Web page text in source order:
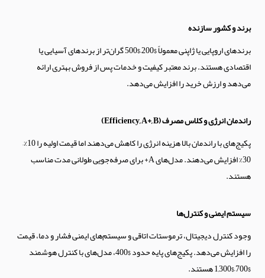
برند و کشور سازنده
برندهای اروپایی یا ژاپنی معمولاً $200–$500 گران‌تر از برندهای آسیایی یا
اقتصادی هستند. برند معتبر کیفیت و خدمات پس از فروش بهتری ارائه
می‌دهد و ارزش خرید را افزایش می‌دهد.
راندمان انرژی و کلاس مصرف (Efficiency, A+, B)
پکیج‌های با راندمان بالا هزینه انرژی را کاهش می‌دهند اما قیمت اولیه را 10%–
30% افزایش می‌دهند. مدل‌های A+ برای صرفه‌جویی طولانی مدت مناسب
هستند.
سیستم ایمنی و کنترل‌ها
وجود کنترل دیجیتال، ترموستات اتاقی و سیستم‌های ایمنی فشار و دما، قیمت
را افزایش می‌دهد. پکیج‌های پایه حدود $400، مدل‌های با کنترل هوشمند
$700–$1,300 هستند.